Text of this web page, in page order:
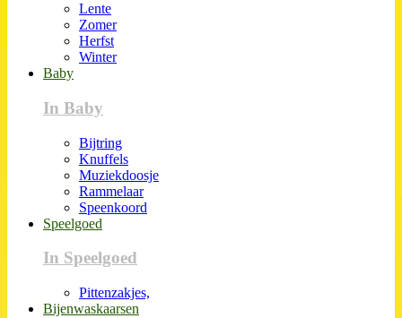
Lente
Zomer
Herfst
Winter
Baby
In Baby
Bijtring
Knuffels
Muziekdoosje
Rammelaar
Speenkoord
Speelgoed
In Speelgoed
Pittenzakjes,
Bijenwaskaarsen